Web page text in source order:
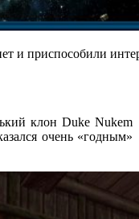
и приспособили
клон Duke Nukem
очень «годным»